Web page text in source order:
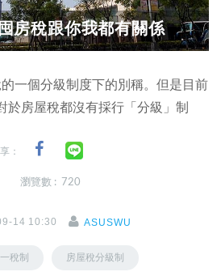
房稅跟你我都有關係
的一個分級制度下的別稱。但是目前
於房屋稅都沒有採行「分級」制
：
瀏覽數 : 720
14 10:30 ASUSWU
稅制 房屋稅分級制